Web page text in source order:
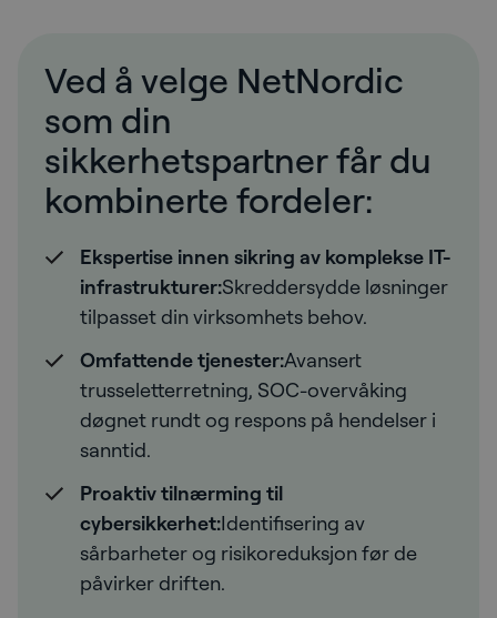
Ved å velge NetNordic
som din
sikkerhetspartner får du
kombinerte fordeler:
Ekspertise innen sikring av komplekse IT-
infrastrukturer:Skreddersydde løsninger
tilpasset din virksomhets behov.
Omfattende tjenester:Avansert
trusseletterretning, SOC-overvåking
døgnet rundt og respons på hendelser i
sanntid.
Proaktiv tilnærming til
cybersikkerhet:Identifisering av
sårbarheter og risikoreduksjon før de
påvirker driften.